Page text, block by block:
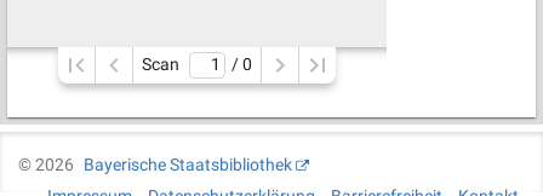
Scan / 0
©2026
Bayerische Staatsbibliothek